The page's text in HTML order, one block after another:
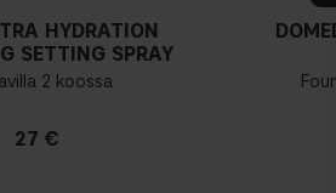
HYDRATION
SETTING SPRAY
2 koossa
27 €